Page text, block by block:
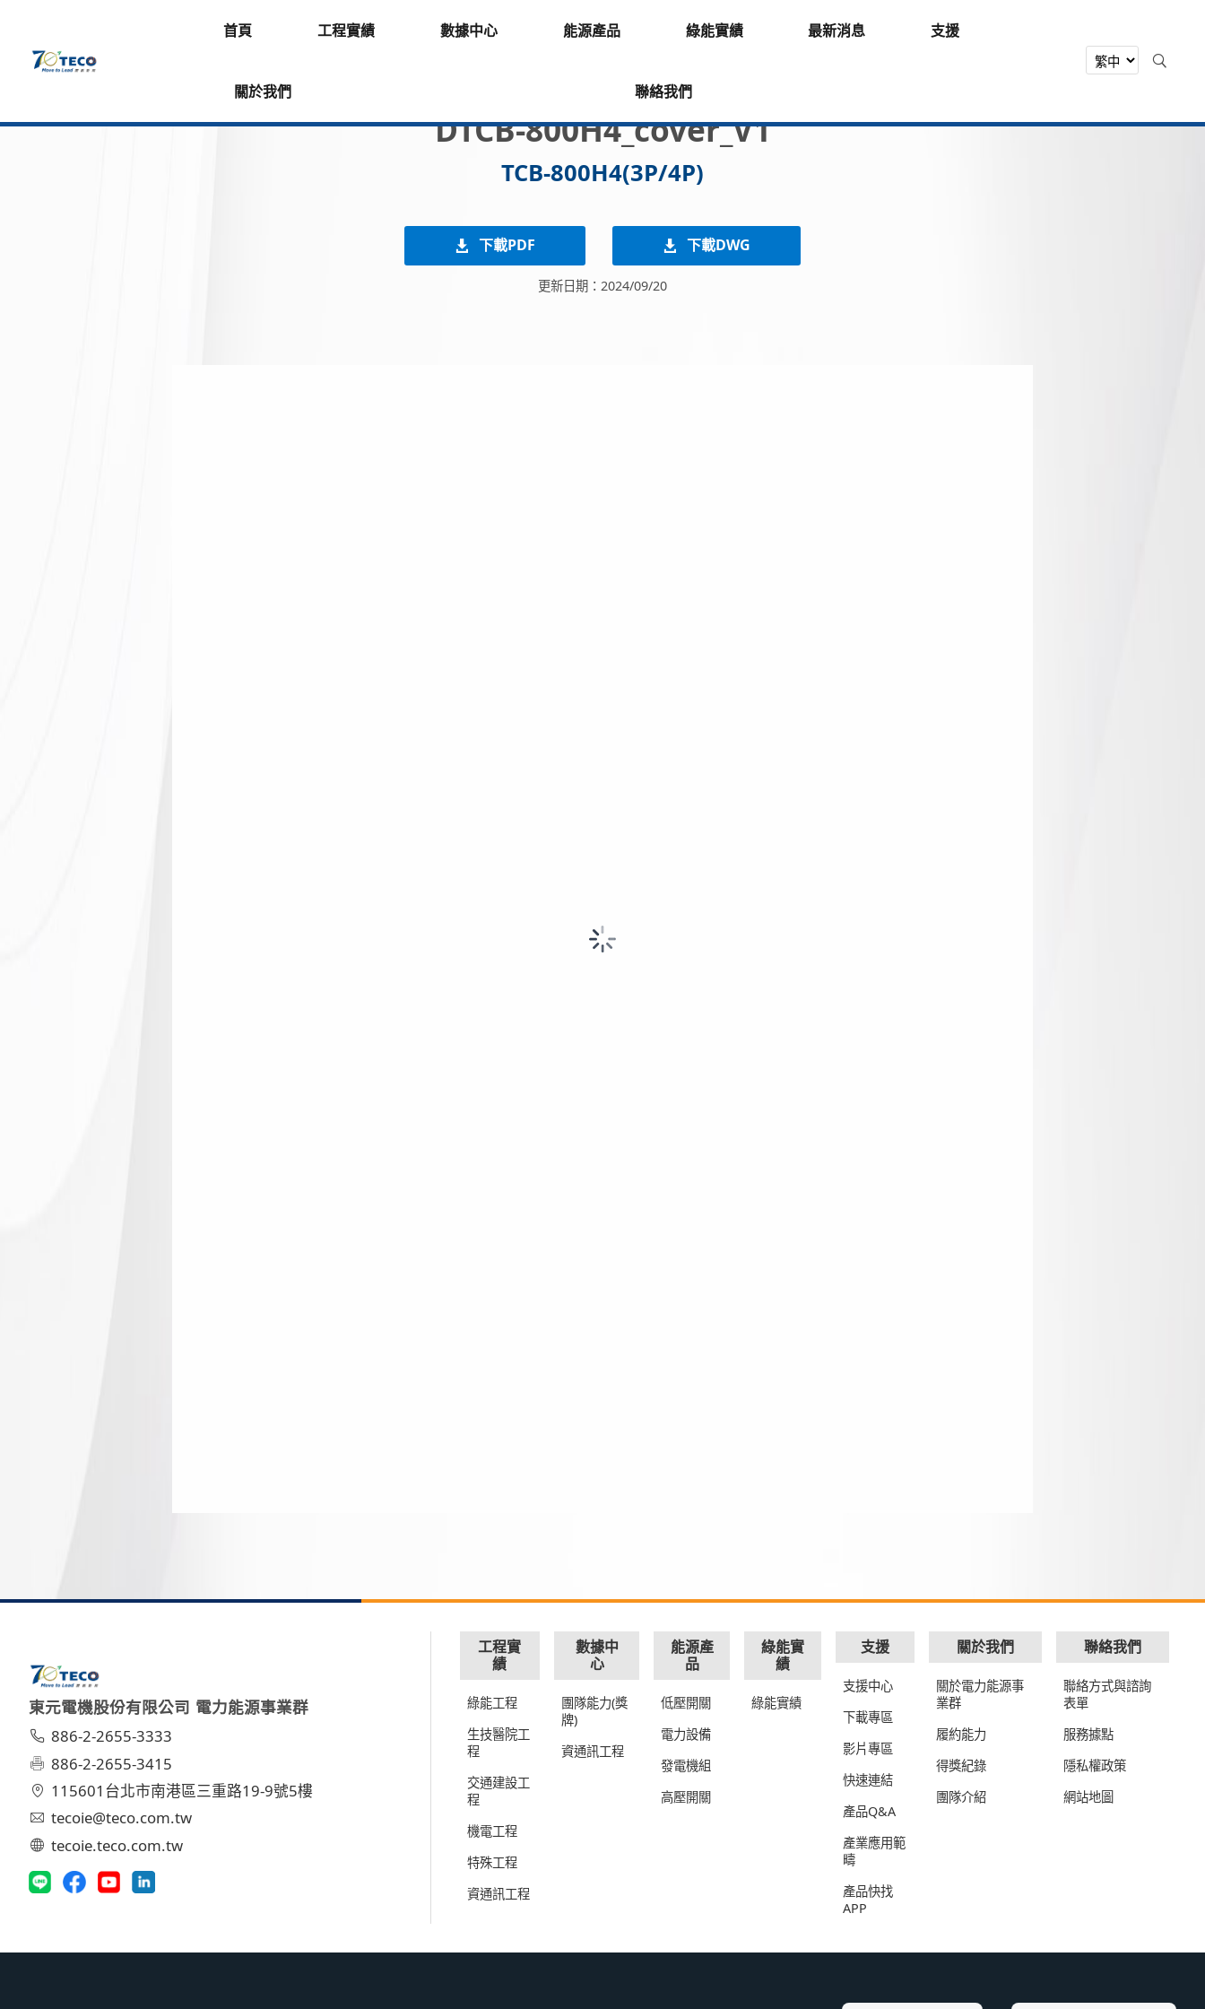
首頁 工程實績 數據中心 能源產品 綠能實績 最新消息 支援
關於我們 聯絡我們
DTCB-800H4_cover_V1
TCB-800H4(3P/4P)
下載PDF 下載DWG
更新日期：2024/09/20
東元電機股份有限公司 電力能源事業群
886-2-2655-3333
886-2-2655-3415
115601台北市南港區三重路19-9號5樓
tecoie@teco.com.tw
tecoie.teco.com.tw
工程實
績
綠能工程
生技醫院工
程
交通建設工
程
機電工程
特殊工程
資通訊工程
數據中
心
團隊能力(獎
牌)
資通訊工程
能源產
品
低壓開關
電力設備
發電機組
高壓開關
綠能實
績
綠能實績
支援
支援中心
下載專區
影片專區
快速連結
產品Q&A
產業應用範
疇
產品快找
APP
關於我們
關於電力能源事
業群
履約能力
得獎紀錄
團隊介紹
聯絡我們
聯絡方式與諮詢
表單
服務據點
隱私權政策
網站地圖